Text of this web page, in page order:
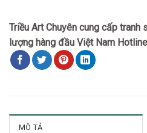
Triều Art Chuyên cung cấp tranh
lượng hàng đầu Việt Nam
MÔ TẢ